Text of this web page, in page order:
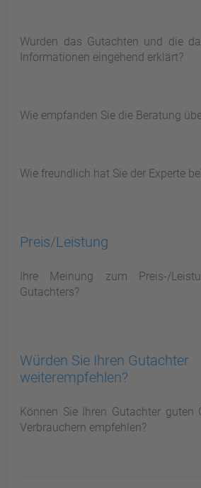
Wurden das Gutachten und die
Informationen eingehend erklärt?
Wie empfanden Sie die Beratung
Wie freundlich hat Sie der Experte
Preis/Leistung
Ihre Meinung zum Preis-/
Gutachters?
Würden Sie Ihren Gutachter
weiterempfehlen?
Können Sie Ihren Gutachter guten
Verbrauchern empfehlen?